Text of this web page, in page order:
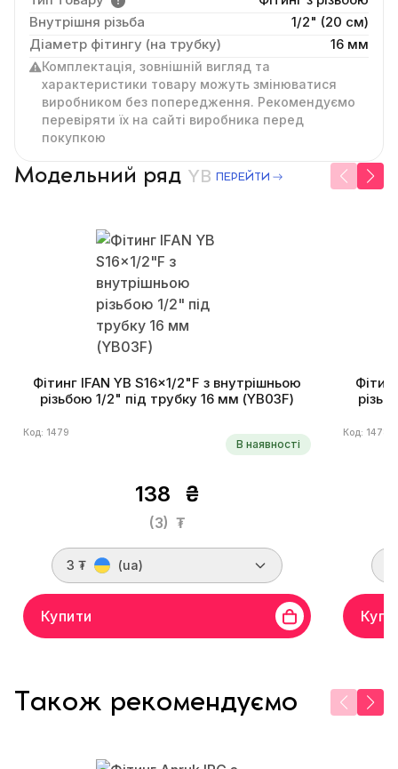
Внутрішня різьба
1/2" (20 см)
Діаметр фітингу (на трубку)
16 мм
Комплектація, зовнішній вигляд та
характеристики товару можуть змінюватися
виробником без попередження. Рекомендуємо
перевіряти їх на сайті виробника перед
покупкою
Модельний ряд YB ПЕРЕЙТИ
Фітинг IFAN YB S16×1/2"F з внутрішньою
різьбою 1/2" під трубку 16 мм (YB03F)
Код: 1479
В наявності
138 ₴
(3) ₮
3 ₮ (ua)
Купити
Код: 1478
Також рекомендуємо